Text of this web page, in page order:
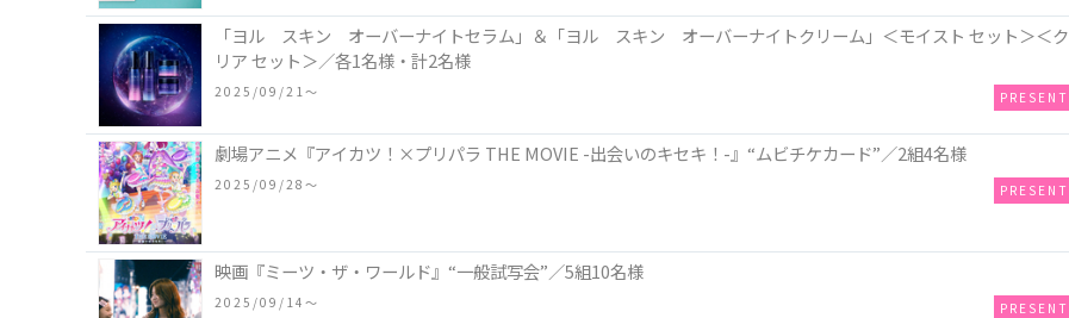
「ヨル スキン オーバーナイトセラム」＆「ヨル スキン オーバーナイトクリーム」＜モイスト セット＞＜ク
リア セット＞／各1名様・計2名様
2025/09/21〜 PRESENT
劇場アニメ『アイカツ！×プリパラ THE MOVIE -出会いのキセキ！-』“ムビチケカード”／2組4名様
2025/09/28〜 PRESENT
映画『ミーツ・ザ・ワールド』“一般試写会”／5組10名様
2025/09/14〜 PRESENT